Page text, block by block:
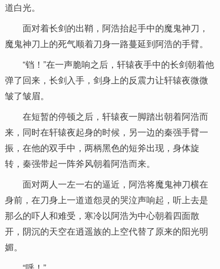
道白光。
面对着长剑的出鞘，阿浩抬起手中的魔鬼神刀，
魔鬼神刀上的死气顺着刀身一路蔓延到阿浩的手臂。
“铛！”在一声脆响之后，轩辕夜手中的长剑朝着他
弹了回来，长剑入手，剑身上的反震力让轩辕夜微微
皱了皱眉。
在短暂的停顿之后，轩辕夜一脚踏出朝着阿浩而
来，同时在轩辕夜起身的时候，另一边的秦强手臂一
振，在他的双手中，两柄黑色的短斧出现，身体旋
转，秦强带起一阵斧风朝着阿浩而来。
面对两人一左一右的逼近，阿浩将魔鬼神刀横在
身前，在刀身上一道道怨灵的哭泣声响起，听上去是
那么的吓人和难受，寒冷以阿浩为中心朝着四面散
开，阴沉的天空在逍遥族的上空代替了原来的阳光明
媚。